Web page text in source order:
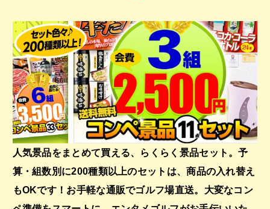
人気景品をまとめて買える、らくらく景品セット。予
算・組数別に200種類以上のセットは、商品の入れ替え
もOKです！お手軽な通販でゴルフ場直送。大変なコン